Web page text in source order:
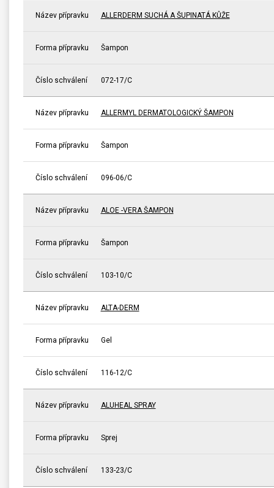
Název přípravku ALLERDERM SUCHÁ A ŠUPINATÁ KŮŽE
Forma přípravku Šampon
Číslo schválení 072-17/C
Název přípravku ALLERMYL DERMATOLOGICKÝ ŠAMPON
Forma přípravku Šampon
Číslo schválení 096-06/C
Název přípravku ALOE -VERA ŠAMPON
Forma přípravku Šampon
Číslo schválení 103-10/C
Název přípravku ALTA-DERM
Forma přípravku Gel
Číslo schválení 116-12/C
Název přípravku ALUHEAL SPRAY
Forma přípravku Sprej
Číslo schválení 133-23/C